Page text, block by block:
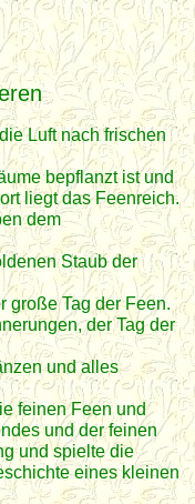
Luft nach frischen
bepflanzt ist und
liegt das Feenreich.
dem
Staub der
große Tag der Feen.
der Tag der
und alles
feinen Feen und
und der feinen
und spielte die
eines kleinen